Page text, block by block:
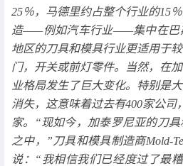
25％，马德里约占整个行业的15
造——例如汽车行业——集中在巴
地区的刀具和模具行业更适用于
门，开关或前灯零件。当然，在
业格局发生了巨大变化。特别是
消失，这意味着过去有400家公司
家。“现如今，加泰罗尼亚的刀
之中，”刀具和模具制造商Mold-
说：“我相信我们已经度过了最